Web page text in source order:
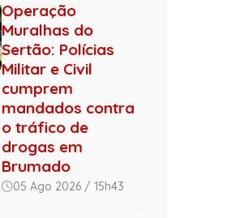
Operação
Muralhas do
Sertão: Polícias
Militar e Civil
cumprem
mandados contra
o tráfico de
drogas em
Brumado
05 Ago 2026 / 15h43